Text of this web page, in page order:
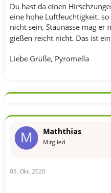
Du hast da einen
eine hohe Luftfeuchtigkeit,
nicht sein, Staunässe mag er
gießen reicht nicht. Das ist
Liebe Grüße, Pyromella
M Maththias
Mitglied
03. Okt. 2020